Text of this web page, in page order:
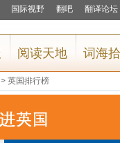
> 英国排行榜